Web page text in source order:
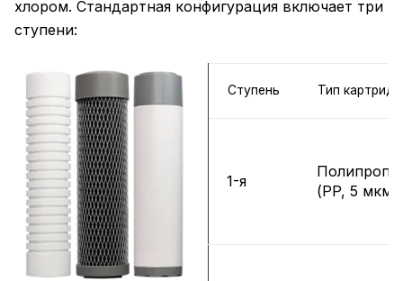
хлором. Стандартная конфигурация включает три
ступени:
Ступень Тип
1-я
(PP, 5 мкм)